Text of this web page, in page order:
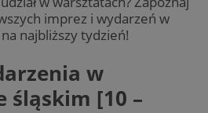
imprez i wydarzeń w
najbliższy tydzień!
w
śląskim [10 –